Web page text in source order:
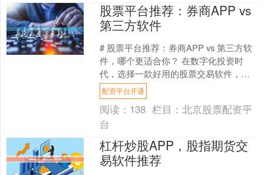
股票平台推荐：券商APP vs
第三方软件
# 股票平台推荐：券商APP vs 第三方软
件，哪个更适合你？ 在数字化投资时
代，选择一款好用的股票交易软件，几
乎和选对股票本身一样重要。面对市场
上琳琅满目的选....
配资平台开通
阅读： 138 栏目：北京股票配资平
台
杠杆炒股APP，股指期货交
易软件推荐